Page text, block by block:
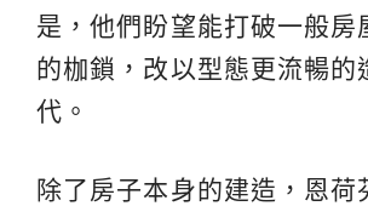
是，他們盼望能打破一般房
的枷鎖，改以型態更流暢的
代。
除了房子本身的建造，恩荷